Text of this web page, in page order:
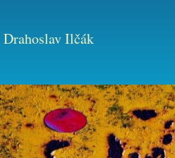
Drahoslav Ilčák